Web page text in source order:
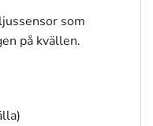
som
på kvällen.